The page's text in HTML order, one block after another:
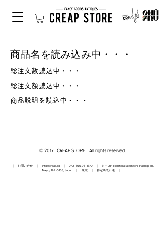
商品名を読み込み中・・・
総注文数読込中・・・
総注文額読込中・・・
商品説明を読込中・・・
© 2017 CREAP STORE All rights reserved.
｜ お問い合せ ｜ info@creap.co｜ 042（659）1870 ｜ 81-11 2F, Nishiterakatamachi, Hachioji-shi,
Tokyo, 192-0153, Japan ｜ 東京 ｜ 特定商取引法｜